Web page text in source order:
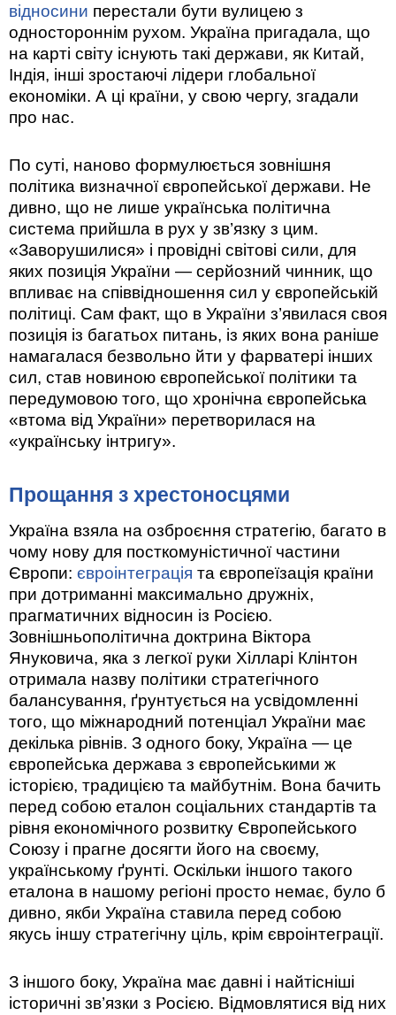
відносини перестали бути вулицею з
одностороннім рухом. Україна пригадала, що
на карті світу існують такі держави, як Китай,
Індія, інші зростаючі лідери глобальної
економіки. А ці країни, у свою чергу, згадали
про нас.
По суті, наново формулюється зовнішня
політика визначної європейської держави. Не
дивно, що не лише українська політична
система прийшла в рух у зв’язку з цим.
«Заворушилися» і провідні світові сили, для
яких позиція України — серйозний чинник, що
впливає на співвідношення сил у європейській
політиці. Сам факт, що в України з’явилася своя
позиція із багатьох питань, із яких вона раніше
намагалася безвольно йти у фарватері інших
сил, став новиною європейської політики та
передумовою того, що хронічна європейська
«втома від України» перетворилася на
«українську інтригу».
Прощання з хрестоносцями
Україна взяла на озброєння стратегію, багато в
чому нову для посткомуністичної частини
Європи: євроінтеграція та європеїзація країни
при дотриманні максимально дружніх,
прагматичних відносин із Росією.
Зовнішньополітична доктрина Віктора
Януковича, яка з легкої руки Хілларі Клінтон
отримала назву політики стратегічного
балансування, ґрунтується на усвідомленні
того, що міжнародний потенціал України має
декілька рівнів. З одного боку, Україна — це
європейська держава з європейськими ж
історією, традицією та майбутнім. Вона бачить
перед собою еталон соціальних стандартів та
рівня економічного розвитку Європейського
Союзу і прагне досягти його на своєму,
українському ґрунті. Оскільки іншого такого
еталона в нашому регіоні просто немає, було б
дивно, якби Україна ставила перед собою
якусь іншу стратегічну ціль, крім євроінтеграції.
З іншого боку, Україна має давні і найтісніші
історичні зв’язки з Росією. Відмовлятися від них